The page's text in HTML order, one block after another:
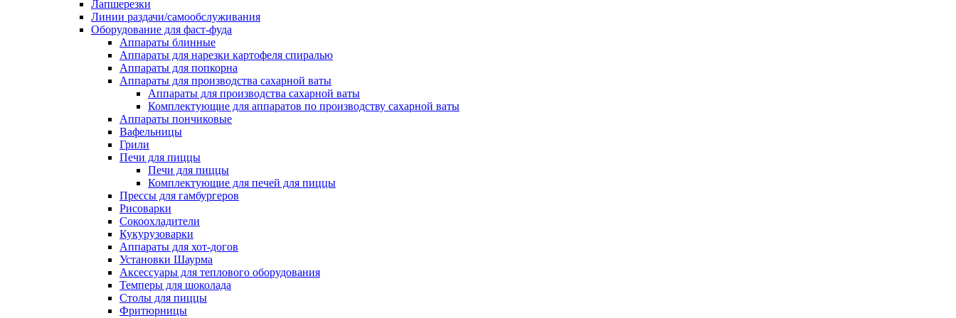
Лапшерезки
Линии раздачи/самообслуживания
Оборудование для фаст-фуда
Аппараты блинные
Аппараты для нарезки картофеля спиралью
Аппараты для попкорна
Аппараты для производства сахарной ваты
Аппараты для производства сахарной ваты
Комплектующие для аппаратов по производству сахарной ваты
Аппараты пончиковые
Вафельницы
Грили
Печи для пиццы
Печи для пиццы
Комплектующие для печей для пиццы
Прессы для гамбургеров
Рисоварки
Сокоохладители
Кукурузоварки
Аппараты для хот-догов
Установки Шаурма
Аксессуары для теплового оборудования
Темперы для шоколада
Столы для пиццы
Фритюрницы